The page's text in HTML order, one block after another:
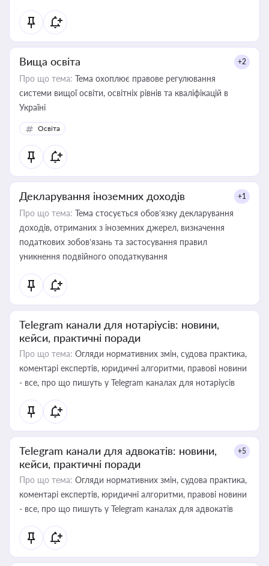
Вища освіта +2
Про що тема: Тема охоплює правове регулювання
системи вищої освіти, освітніх рівнів та кваліфікацій в
Україні
Освіта
Декларування іноземних доходів +1
Про що тема: Тема стосується обов’язку декларування
доходів, отриманих з іноземних джерел, визначення
податкових зобов’язань та застосування правил
уникнення подвійного оподаткування
Telegram канали для нотаріусів: новини,
кейси, практичні поради
Про що тема: Огляди нормативних змін, судова практика,
коментарі експертів, юридичні алгоритми, правові новини
- все, про що пишуть у Telegram каналах для нотаріусів
Telegram канали для адвокатів: новини,
кейси, практичні поради
+5
Про що тема: Огляди нормативних змін, судова практика,
коментарі експертів, юридичні алгоритми, правові новини
- все, про що пишуть у Telegram каналах для адвокатів